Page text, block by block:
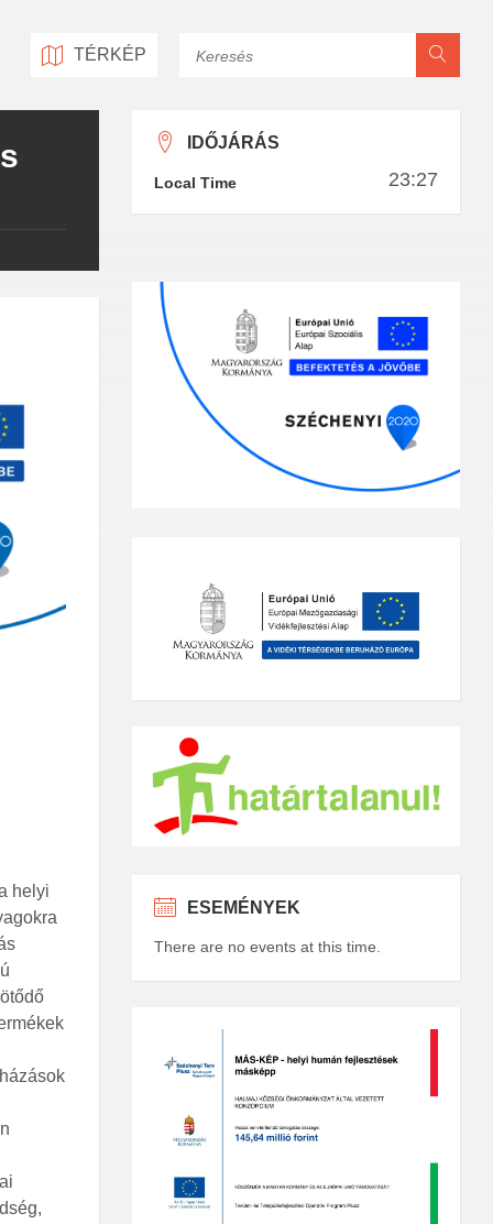
TÉRKÉP
helyi
IDŐJÁRÁS
Local Time 23:27
ESEMÉNYEK
There are no events at this time.